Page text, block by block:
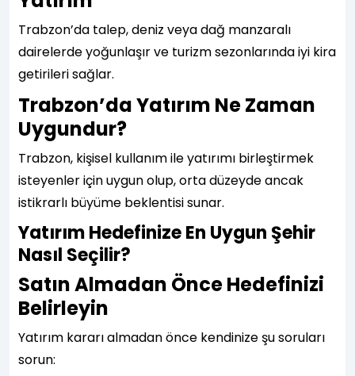
Trabzon’da talep, deniz veya dağ manzaralı
dairelerde yoğunlaşır ve turizm sezonlarında iyi kira
getirileri sağlar.
Trabzon’da Yatırım Ne Zaman
Uygundur?
Trabzon, kişisel kullanım ile yatırımı birleştirmek
isteyenler için uygun olup, orta düzeyde ancak
istikrarlı büyüme beklentisi sunar.
Yatırım Hedefinize En Uygun Şehir
Nasıl Seçilir?
Satın Almadan Önce Hedefinizi
Belirleyin
Yatırım kararı almadan önce kendinize şu soruları
sorun: